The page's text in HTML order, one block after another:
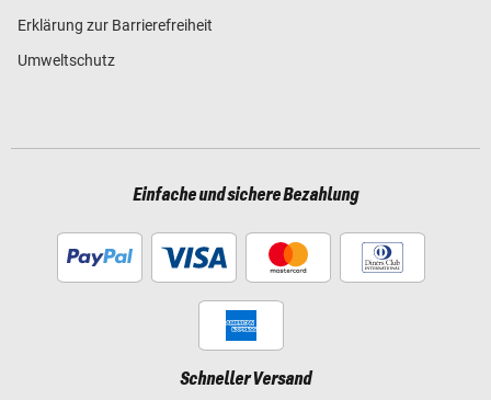
Erklärung zur Barrierefreiheit
Umweltschutz
Einfache und sichere Bezahlung
Schneller Versand